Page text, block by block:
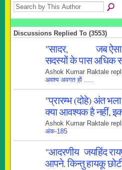
Discussions Replied To (3553)
"सादर, जब ऐसा
सदस्यों के पास अधिक
Ashok Kumar Raktale
अवश्य अवगत हों .....
"प्रारम्भ (दोहे) अंत
क्या आवश्यक है नहीं,
Ashok Kumar Raktale
अंक-185
"आदरणीय जयहिंद
आपने. किन्तु हायकू